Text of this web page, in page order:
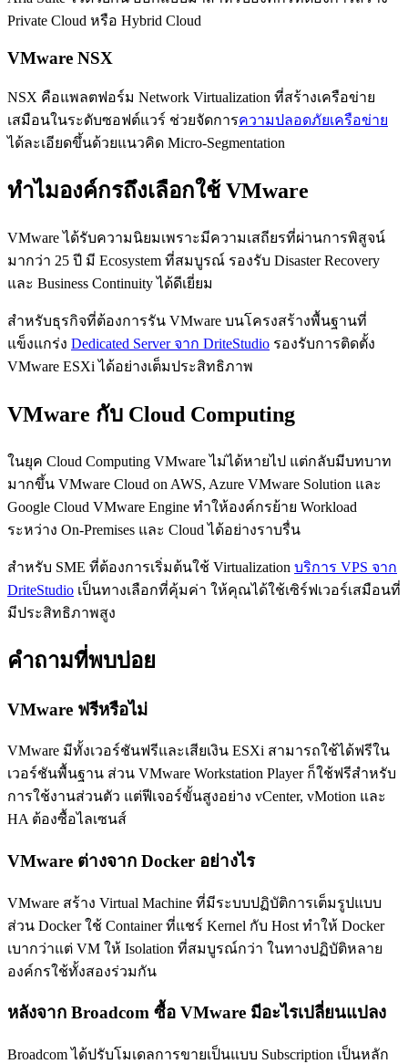
Private Cloud หรือ Hybrid Cloud
VMware NSX
NSX คือแพลตฟอร์ม Network Virtualization ที่สร้างเครือข่าย
เสมือนในระดับซอฟต์แวร์ ช่วยจัดการความปลอดภัยเครือข่าย
ได้ละเอียดขึ้นด้วยแนวคิด Micro-Segmentation
ทำไมองค์กรถึงเลือกใช้ VMware
VMware ได้รับความนิยมเพราะมีความเสถียรที่ผ่านการพิสูจน์
มากว่า 25 ปี มี Ecosystem ที่สมบูรณ์ รองรับ Disaster Recovery
และ Business Continuity ได้ดีเยี่ยม
สำหรับธุรกิจที่ต้องการรัน VMware บนโครงสร้างพื้นฐานที่
แข็งแกร่ง Dedicated Server จาก DriteStudio รองรับการติดตั้ง
VMware ESXi ได้อย่างเต็มประสิทธิภาพ
VMware กับ Cloud Computing
ในยุค Cloud Computing VMware ไม่ได้หายไป แต่กลับมีบทบาท
มากขึ้น VMware Cloud on AWS, Azure VMware Solution และ
Google Cloud VMware Engine ทำให้องค์กรย้าย Workload
ระหว่าง On-Premises และ Cloud ได้อย่างราบรื่น
สำหรับ SME ที่ต้องการเริ่มต้นใช้ Virtualization บริการ VPS จาก
DriteStudio เป็นทางเลือกที่คุ้มค่า ให้คุณได้ใช้เซิร์ฟเวอร์เสมือนที่
มีประสิทธิภาพสูง
คำถามที่พบบ่อย
VMware ฟรีหรือไม่
VMware มีทั้งเวอร์ชันฟรีและเสียเงิน ESXi สามารถใช้ได้ฟรีใน
เวอร์ชันพื้นฐาน ส่วน VMware Workstation Player ก็ใช้ฟรีสำหรับ
การใช้งานส่วนตัว แต่ฟีเจอร์ขั้นสูงอย่าง vCenter, vMotion และ
HA ต้องซื้อไลเซนส์
VMware ต่างจาก Docker อย่างไร
VMware สร้าง Virtual Machine ที่มีระบบปฏิบัติการเต็มรูปแบบ
ส่วน Docker ใช้ Container ที่แชร์ Kernel กับ Host ทำให้ Docker
เบากว่าแต่ VM ให้ Isolation ที่สมบูรณ์กว่า ในทางปฏิบัติหลาย
องค์กรใช้ทั้งสองร่วมกัน
หลังจาก Broadcom ซื้อ VMware มีอะไรเปลี่ยนแปลง
Broadcom ได้ปรับโมเดลการขายเป็นแบบ Subscription เป็นหลัก